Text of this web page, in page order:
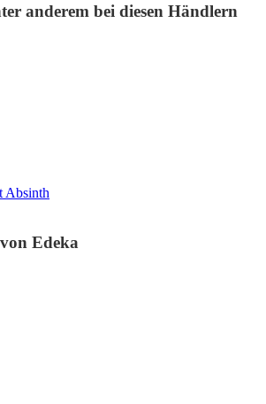
anderem bei diesen Händlern
Absinth
Edeka